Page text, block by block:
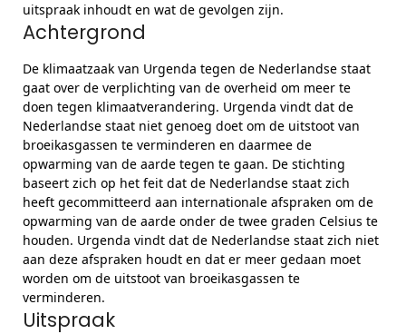
uitspraak inhoudt en wat de gevolgen zijn.
Achtergrond
De klimaatzaak van Urgenda tegen de Nederlandse staat
gaat over de verplichting van de overheid om meer te
doen tegen klimaatverandering. Urgenda vindt dat de
Nederlandse staat niet genoeg doet om de uitstoot van
broeikasgassen te verminderen en daarmee de
opwarming van de aarde tegen te gaan. De stichting
baseert zich op het feit dat de Nederlandse staat zich
heeft gecommitteerd aan internationale afspraken om de
opwarming van de aarde onder de twee graden Celsius te
houden. Urgenda vindt dat de Nederlandse staat zich niet
aan deze afspraken houdt en dat er meer gedaan moet
worden om de uitstoot van broeikasgassen te
verminderen.
Uitspraak